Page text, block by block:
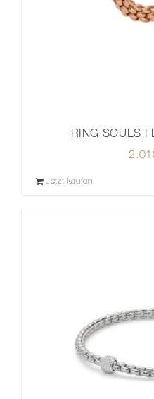
RING SOULS
Jetzt kaufen